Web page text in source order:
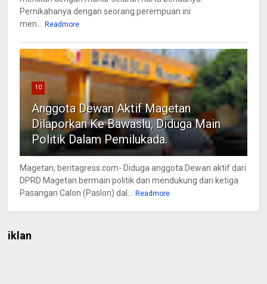
Pernikahanya dengan seorang perempuan ini
men...
Readmore
10
Anggota Dewan Aktif Magetan
Dilaporkan Ke Bawaslu, Diduga Main
Politik Dalam Pemilukada.
Magetan, beritagress.com- Diduga anggota Dewan aktif dari
DPRD Magetan bermain politik dan mendukung dari ketiga
Pasangan Calon (Paslon) dal...
Readmore
iklan